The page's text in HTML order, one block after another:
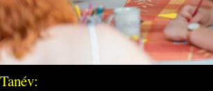
Tanév: